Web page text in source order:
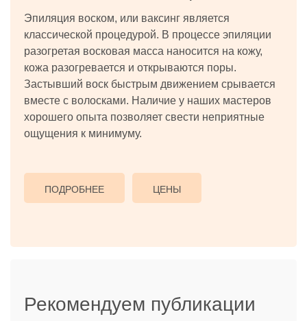
Эпиляция воском, или ваксинг является
классической процедурой. В процессе эпиляции
разогретая восковая масса наносится на кожу,
кожа разогревается и открываются поры.
Застывший воск быстрым движением срывается
вместе с волосками. Наличие у наших мастеров
хорошего опыта позволяет свести неприятные
ощущения к минимуму.
ПОДРОБНЕЕ ЦЕНЫ
Рекомендуем публикации